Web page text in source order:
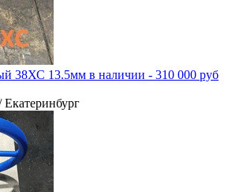
38ХС 13.5мм в наличии - 310 000 руб
Екатеринбург